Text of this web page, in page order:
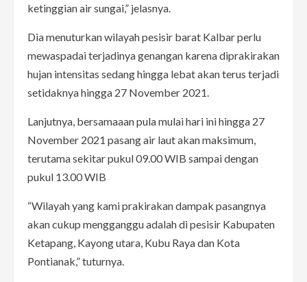
ketinggian air sungai,” jelasnya.
Dia menuturkan wilayah pesisir barat Kalbar perlu
mewaspadai terjadinya genangan karena diprakirakan
hujan intensitas sedang hingga lebat akan terus terjadi
setidaknya hingga 27 November 2021.
Lanjutnya, bersamaaan pula mulai hari ini hingga 27
November 2021 pasang air laut akan maksimum,
terutama sekitar pukul 09.00 WIB sampai dengan
pukul 13.00 WIB
“Wilayah yang kami prakirakan dampak pasangnya
akan cukup mengganggu adalah di pesisir Kabupaten
Ketapang, Kayong utara, Kubu Raya dan Kota
Pontianak,” tuturnya.